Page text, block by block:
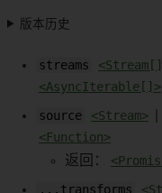
版本历史
streams
<AsyncIterable[]>
source
<Stream>
<Function>
返回：
...transforms